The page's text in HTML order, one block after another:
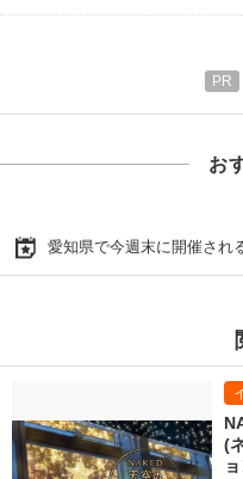
お
愛知県で今週末に開催され
(